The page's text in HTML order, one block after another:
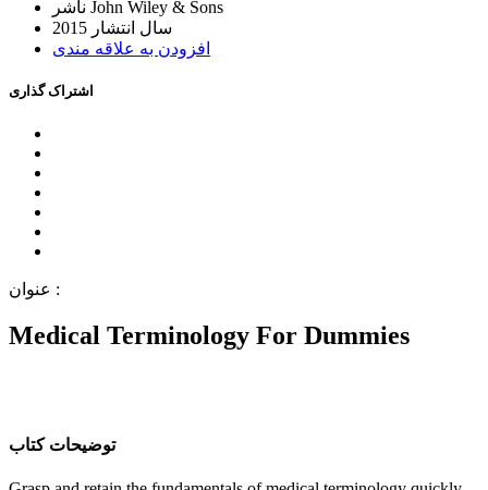
John Wiley & Sons
ﺳﺎﻝ اﻧﺘﺸﺎﺭ 2015
اﻓﺰﻭﺩﻥ ﺑﻪ ﻋﻼﻗﻪ ﻣﻨﺪﯼ
اﺷﺘﺮاﮎ ﮔﺬاﺭﯼ
ﻋﻨﻮاﻥ :
Medical Terminology For Dummies
ﺗﻮﺿﯿﺤﺎﺕ ﮐﺘﺎﺏ